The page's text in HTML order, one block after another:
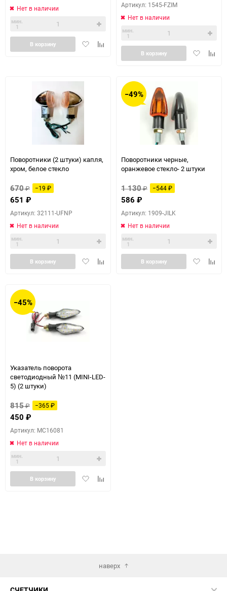
Нет в наличии
мин.
1
ДобавитьДобавить
сравнению
В корзину
Артикул: 1545-FZIM
Нет в наличии
мин.
1
Добавить
В корзину
Поворотники (2 штуки) капля,
хром, белое стекло
670₽ −19 ₽
651 ₽
Артикул: 32111-UFNP
Нет в наличии
мин.
1
ДобавитьДобавить
В корзину
−49%
Поворотники черные,
оранжевое стекло- 2 штуки
1 130₽ −544₽
586 ₽
Артикул: 1909-JILK
Нет в наличии
мин.
1
Добавить
В корзину
−45%
Указатель поворота
светодиодный №11 (MINI-LED-
5) (2 штуки)
815₽ −365₽
450 ₽
Артикул: MC16081
Нет в наличии
мин.
1
ДобавитьДобавить
В корзину
наверх